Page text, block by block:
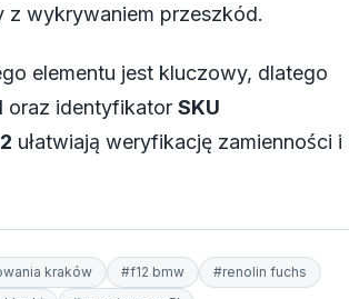
z wykrywaniem przeszkód.
elementu jest kluczowy, dlatego
oraz identyfikator SKU
ułatwiają weryfikację zamienności i
kraków #f12 bmw
#renolin fuchs